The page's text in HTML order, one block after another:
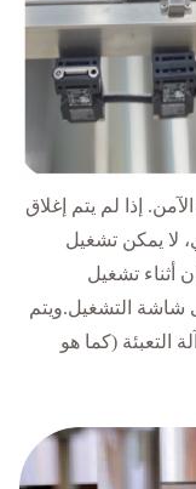
إذا لم يتم إغلاق
لا يمكن تشغيل
أثناء تشغيل
شاشة التشغيل.ويتم
(كما هو